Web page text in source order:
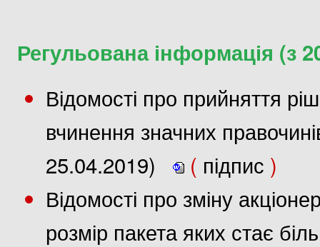
Регульована інформація (з
Відомості про прийняття
вчинення значних
25.04.2019)
( підпис )
Відомості про зміну
розмір пакета яких стає